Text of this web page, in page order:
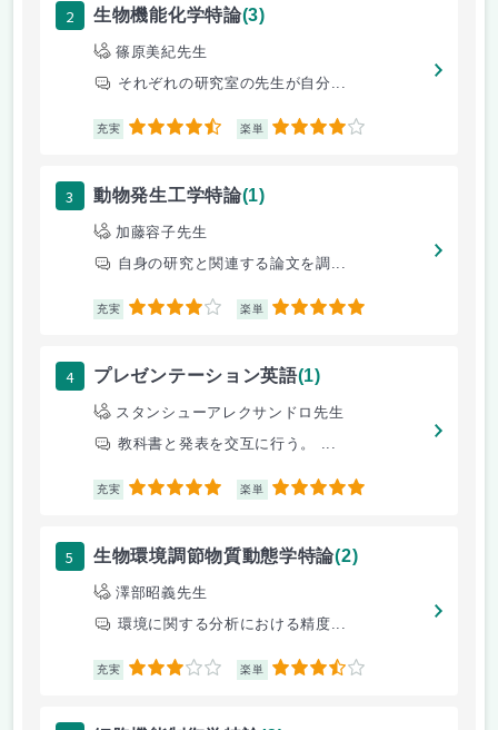
2 生物機能化学特論(3)
篠原美紀先生
それぞれの研究室の先生が自分...
充実 4.5 楽単 4
3 動物発生工学特論(1)
加藤容子先生
自身の研究と関連する論文を調...
充実 4 楽単 5
4 プレゼンテーション英語(1)
スタンシューアレクサンドロ先生
教科書と発表を交互に行う。 ...
充実 5 楽単 5
5 生物環境調節物質動態学特論(2)
澤部昭義先生
環境に関する分析における精度...
充実 3 楽単 3.5